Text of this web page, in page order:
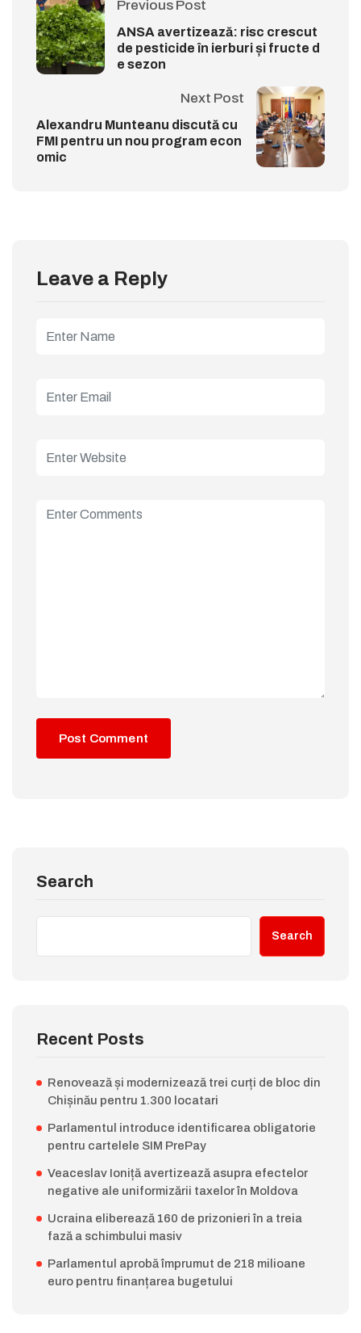
Previous Post
ANSA avertizează: risc crescut
de pesticide în ierburi și fructe d
e sezon
Next Post
Alexandru Munteanu discută cu
FMI pentru un nou program econ
omic
Leave a Reply
Search
Search
Recent Posts
Renovează și modernizează trei curți de bloc din
Chișinău pentru 1.300 locatari
Parlamentul introduce identificarea obligatorie
pentru cartelele SIM PrePay
Veaceslav Ioniță avertizează asupra efectelor
negative ale uniformizării taxelor în Moldova
Ucraina eliberează 160 de prizonieri în a treia
fază a schimbului masiv
Parlamentul aprobă împrumut de 218 milioane
euro pentru finanțarea bugetului